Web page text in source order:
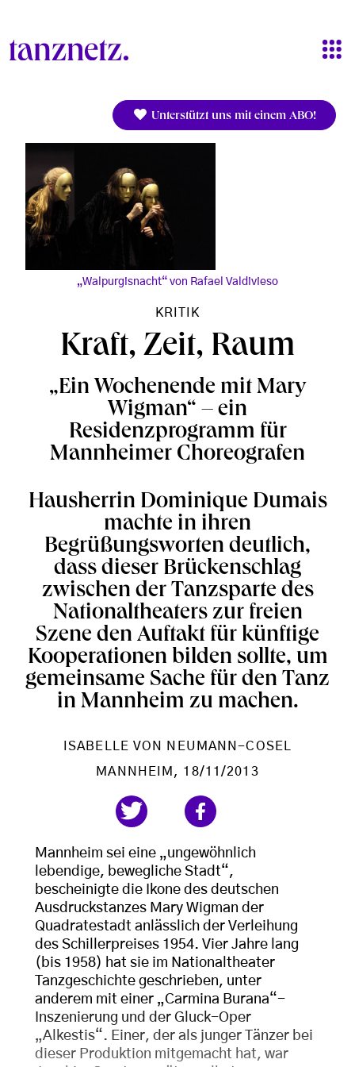
Unterstützt uns mit einem ABO!
„Walpurgisnacht“ von Rafael Valdivieso
KRITIK
Kraft, Zeit, Raum
„Ein Wochenende mit Mary
Wigman“ – ein
Residenzprogramm für
Mannheimer Choreografen
Hausherrin Dominique Dumais
machte in ihren
Begrüßungsworten deutlich,
dass dieser Brückenschlag
zwischen der Tanzsparte des
Nationaltheaters zur freien
Szene den Auftakt für künftige
Kooperationen bilden sollte, um
gemeinsame Sache für den Tanz
in Mannheim zu machen.
ISABELLE VON NEUMANN-COSEL
MANNHEIM , 18/11/2013
Mannheim sei eine „ungewöhnlich
lebendige, bewegliche Stadt“,
bescheinigte die Ikone des deutschen
Ausdruckstanzes Mary Wigman der
Quadratestadt anlässlich der Verleihung
des Schillerpreises 1954. Vier Jahre lang
(bis 1958) hat sie im Nationaltheater
Tanzgeschichte geschrieben, unter
anderem mit einer „Carmina Burana“-
Inszenierung und der Gluck-Oper
„Alkestis“. Einer, der als junger Tänzer bei
dieser Produktion mitgemacht hat, war